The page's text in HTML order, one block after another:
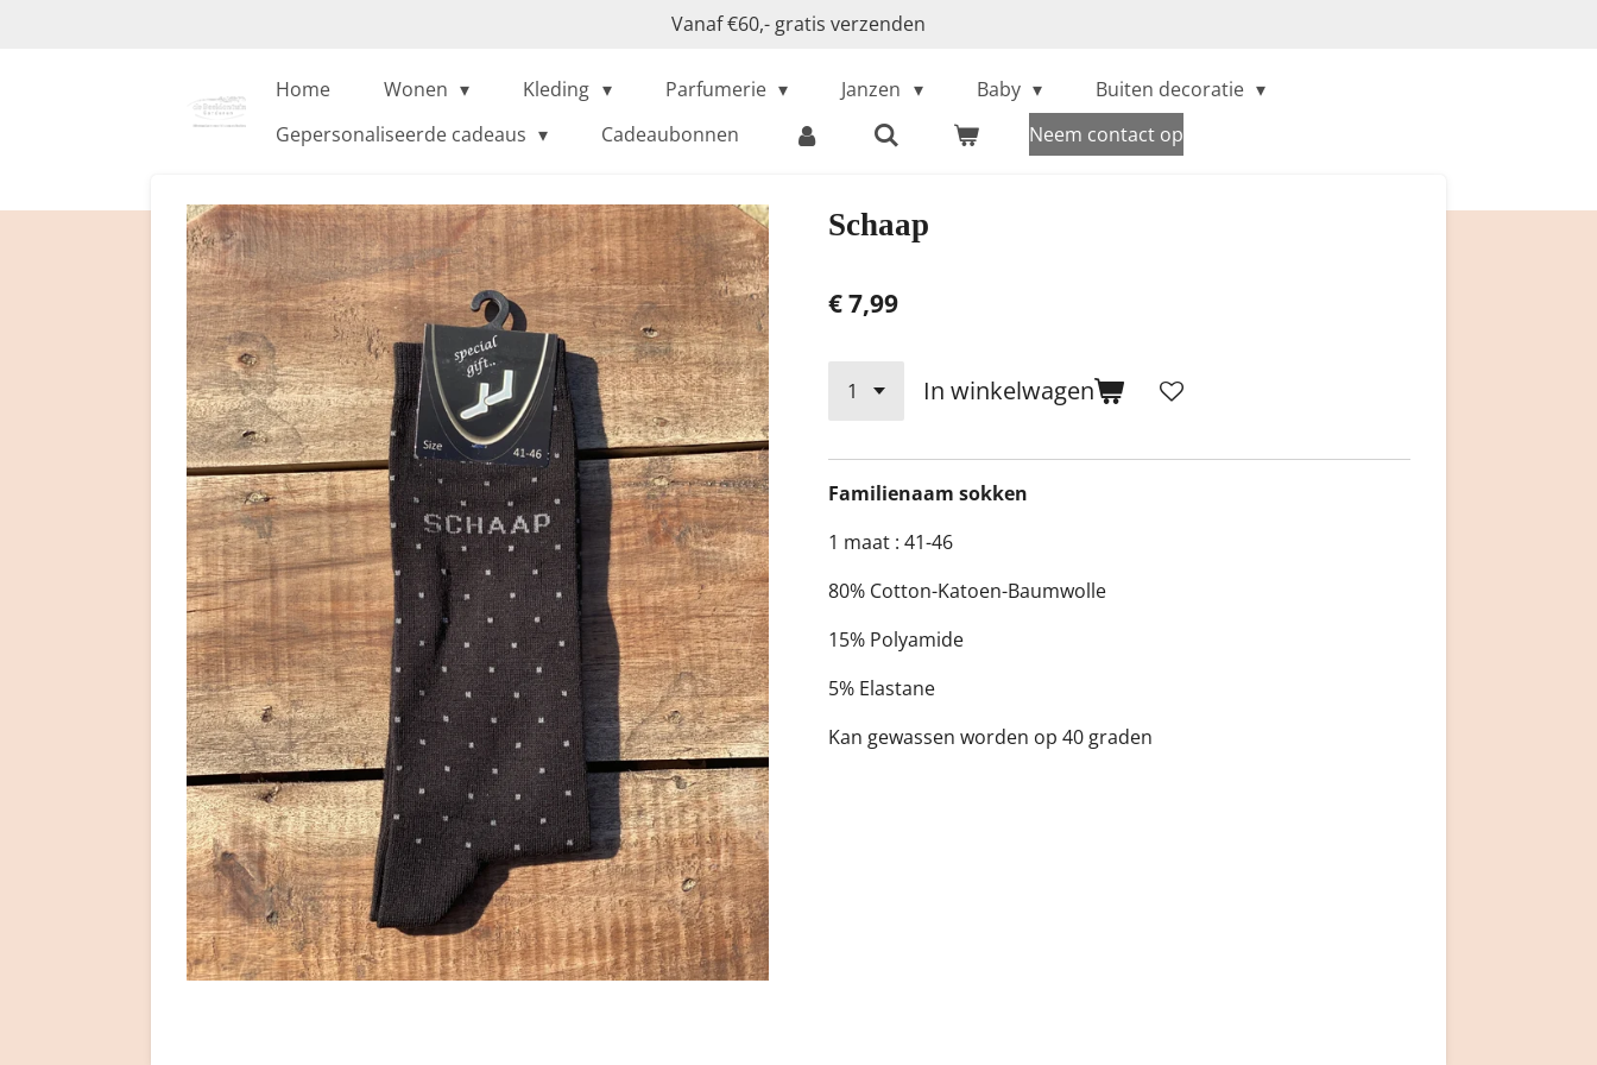
Vanaf €60,- gratis verzenden
Home Wonen Kleding Parfumerie Janzen Baby
Buiten decoratie
Gepersonaliseerde cadeaus
Cadeaubonnen Neem contact op
Schaap
€ 7,99
In winkelwagen
Familienaam sokken
1 maat : 41-46
80% Cotton-Katoen-Baumwolle
15% Polyamide
5% Elastane
Kan gewassen worden op 40 graden